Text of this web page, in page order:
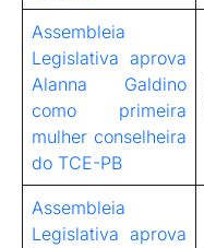
Assembleia
Legislativa aprova
Alanna Galdino
como primeira
mulher conselheira
do TCE-PB
Assembleia
Legislativa aprova